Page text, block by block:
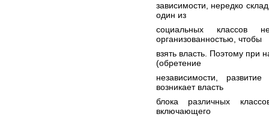
зависимости, нередко
один из
социальных классов
организованностью, чтобы
взять власть. Поэтому при
(обретение
независимости,
возникает власть
блока различных
включающего